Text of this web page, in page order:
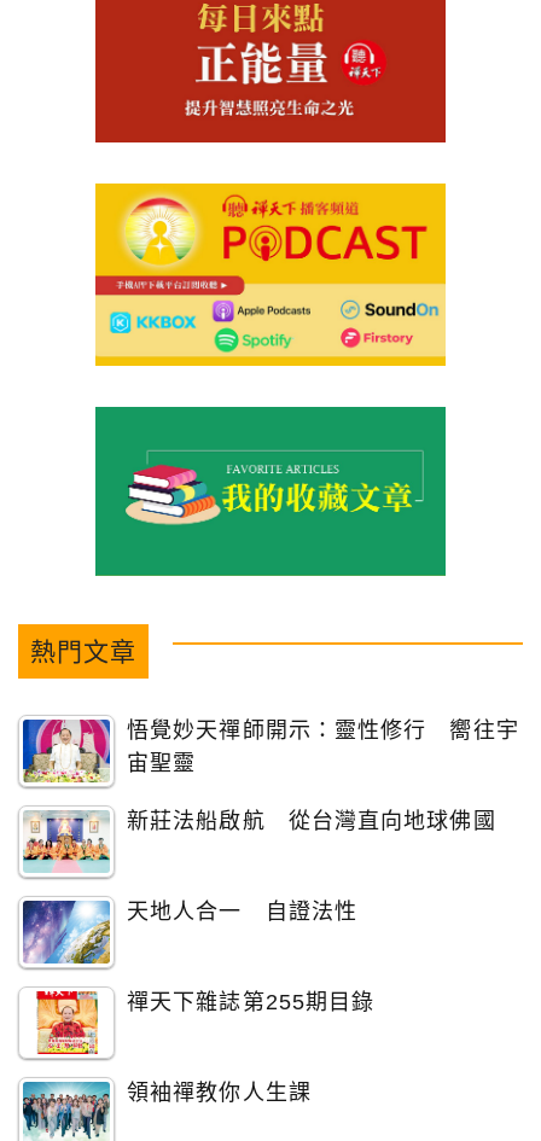
熱門文章
悟覺妙天禪師開示：靈性修行 嚮往宇
宙聖靈
新莊法船啟航 從台灣直向地球佛國
天地人合一 自證法性
禪天下雜誌第255期目錄
領袖禪教你人生課